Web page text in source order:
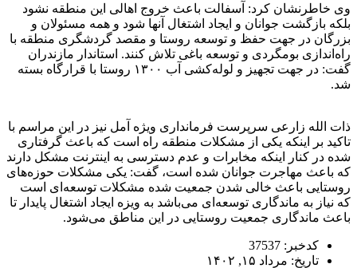
وی خاطرنشان کرد: آسفالت باعث خروج اهالی این منطقه نشود
بلکه بازگشت جوانان و ایجاد اشتغال آنها شود و همه مسئولان و
بزرگان در جهت حفظ و توسعه روستا و مقصد گردشگری منطقه با
راه‌اندازی بومگردی و توسعه باغی تلاش کنند. استاندار مازندران
گفت: در جهت تجهیز و لوله‌کشی آب ۱۳۰۰ روستا با قرارگاه بسته
شد.
ذات الله زارعی سرپرست فرمانداری ویژه آمل نیز در این مراسم با
تاکید بر اینکه یکی از مشکلات منطقه راه است که باعث گرفتاری
شده در کنار اینکه مخابرات و عدم دسترسی به اینترنت مشکل دارند
که باعث مهاجرت جوانان شده است، گفت: یکی مشکلات حوزه‌های
روستایی باعث خالی شدن جمعیت شده مشکلات توسعه‌ای است
که نیاز به ماندگاری توسعه‌ای می‌باشد به ویزه ایجاد اشتغال پایدار تا
باعث ماندگاری جمعیت روستایی در این مناطق می‌شود.
کدخبر: 37537
تاریخ: مرداد ۱۵, ۱۴۰۲